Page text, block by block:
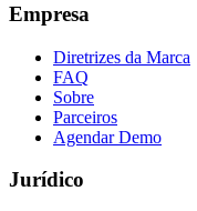
Empresa
Diretrizes da Marca
FAQ
Sobre
Parceiros
Agendar Demo
Jurídico